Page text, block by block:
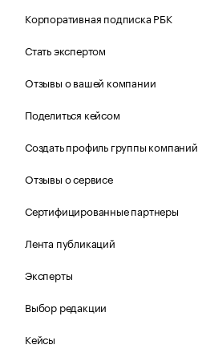
Корпоративная подписка РБК
Стать экспертом
Отзывы о вашей компании
Поделиться кейсом
Создать профиль группы компаний
Отзывы о сервисе
Сертифицированные партнеры
Лента публикаций
Эксперты
Выбор редакции
Кейсы